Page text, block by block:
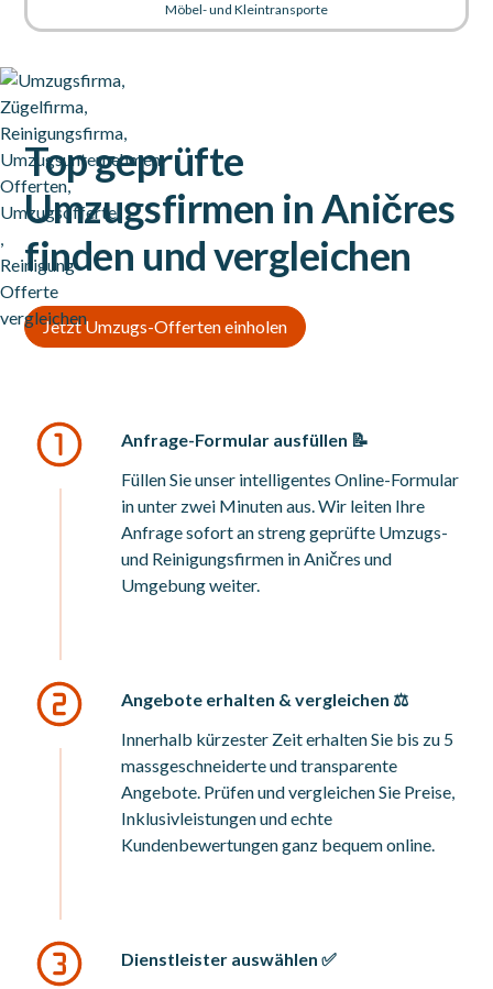
Möbel- und Kleintransporte
Top geprüfte
Umzugsfirmen in Aničres
finden und vergleichen
Jetzt Umzugs-Offerten einholen
Anfrage-Formular ausfüllen 📝
Füllen Sie unser intelligentes Online-Formular
in unter zwei Minuten aus. Wir leiten Ihre
Anfrage sofort an streng geprüfte Umzugs-
und Reinigungsfirmen in Aničres und
Umgebung weiter.
Angebote erhalten & vergleichen ⚖️
Innerhalb kürzester Zeit erhalten Sie bis zu 5
massgeschneiderte und transparente
Angebote. Prüfen und vergleichen Sie Preise,
Inklusivleistungen und echte
Kundenbewertungen ganz bequem online.
Dienstleister auswählen ✅